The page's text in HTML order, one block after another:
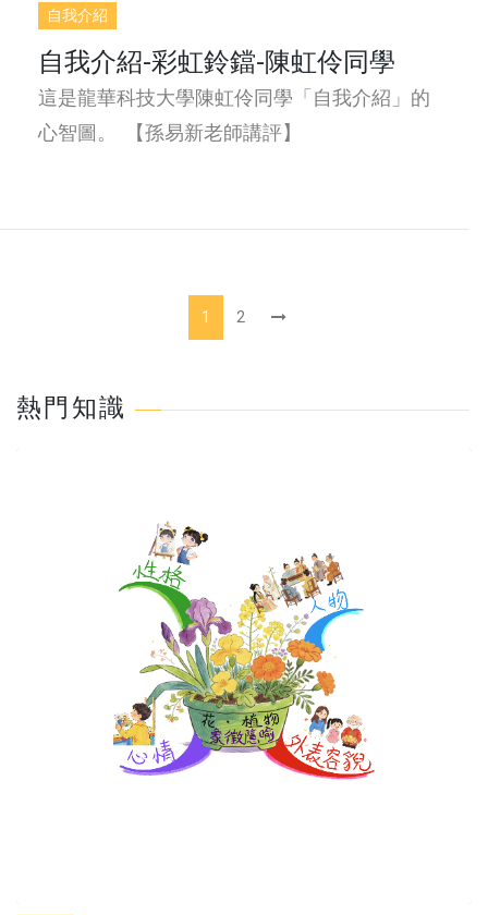
自我介紹
自我介紹-彩虹鈴鐺-陳虹伶同學
這是龍華科技大學陳虹伶同學「自我介紹」的
心智圖。 【孫易新老師講評】
1 2
熱門知識